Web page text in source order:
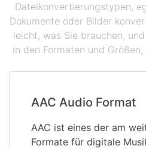
Dateikonvertierungstypen,
Dokumente oder Bilder
leicht, was Sie brauchen,
in den Formaten und
AAC Audio Format
AAC ist eines der am
Formate für digitale